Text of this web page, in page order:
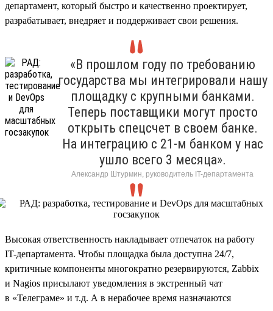
департамент, который быстро и качественно проектирует,
разрабатывает, внедряет и поддерживает свои решения.
«В прошлом году по требованию
государства мы интегрировали нашу
площадку с крупными банками.
Теперь поставщики могут просто
открыть спецсчет в своем банке.
На интеграцию с 21-м банком у нас
ушло всего 3 месяца».
Александр Штурмин, руководитель IT-департамента
Высокая ответственность накладывает отпечаток на работу
IT-департамента. Чтобы площадка была доступна 24/7,
критичные компоненты многократно резервируются, Zabbix
и Nagios присылают уведомления в экстренный чат
в «Телеграме» и т.д. А в нерабочее время назначаются